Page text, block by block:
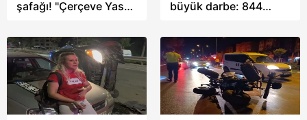
şafağı! "Çerçeve Yasa"
geçti: İP ve Yeni
Parti'den provokasyon
büyük darbe: 844